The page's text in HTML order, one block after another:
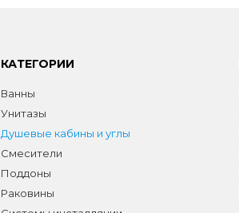
КАТЕГОРИИ
Ванны
Унитазы
Душевые кабины и углы
Смесители
Поддоны
Раковины